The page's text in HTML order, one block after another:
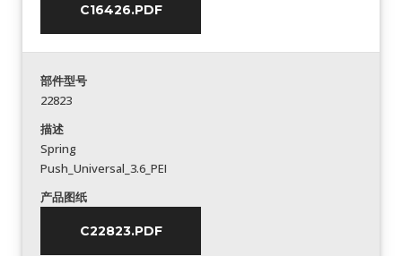
C16426.PDF
部件型号
22823
描述
Spring
Push_Universal_3.6_PEI
产品图纸
C22823.PDF